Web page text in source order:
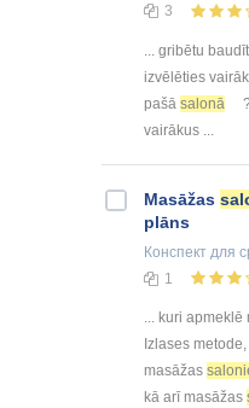
3
... gribētu
izvēlēties
pašā salonā
vairākus ...
Masāžas
plāns
Конспект для
1
... kuri apmeklē
Izlases
masāžas
kā arī masāžas